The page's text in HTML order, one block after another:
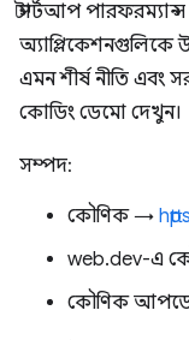
স্টার্টআপ
অ্যাপ্লিকেশনগুলিকে
এমন শীর্ষ নীতি এবং
কোডিং ডেমো দেখুন।
সম্পদ:
কৌণিক →
web.dev-এ
কৌণিক